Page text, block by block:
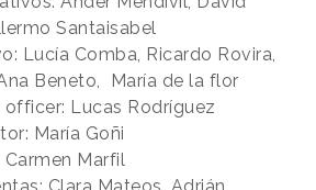
Santaisabel
Lucía Comba, Ricardo Rovira,
Beneto, María de la flor
Lucas Rodríguez
María Goñi
Carmen Marfil
Clara Mateos, Adrián